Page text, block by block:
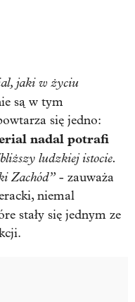
jaki w życiu
są w tym
się jedno:
nadal potrafi
ludzkiej istocie.
Zachód” - zauważa
niemal
stały się jednym ze